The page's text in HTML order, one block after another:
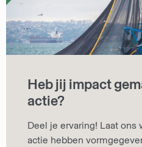
Heb jij impact
actie?
Deel je ervaring! Laat ons
actie hebben